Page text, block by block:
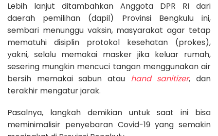
Lebih lanjut ditambahkan Anggota DPR RI dari
daerah pemilihan (dapil) Provinsi Bengkulu ini,
sembari menunggu vaksin, masyarakat agar tetap
mematuhi disiplin protokol kesehatan (prokes),
yakni, selalu memakai masker jika keluar rumah,
sesering mungkin mencuci tangan menggunakan air
bersih memakai sabun atau hand sanitizer, dan
terakhir mengatur jarak.
Pasalnya, langkah demikian untuk saat ini bisa
meminimalisir penyebaran Covid-19 yang semakin